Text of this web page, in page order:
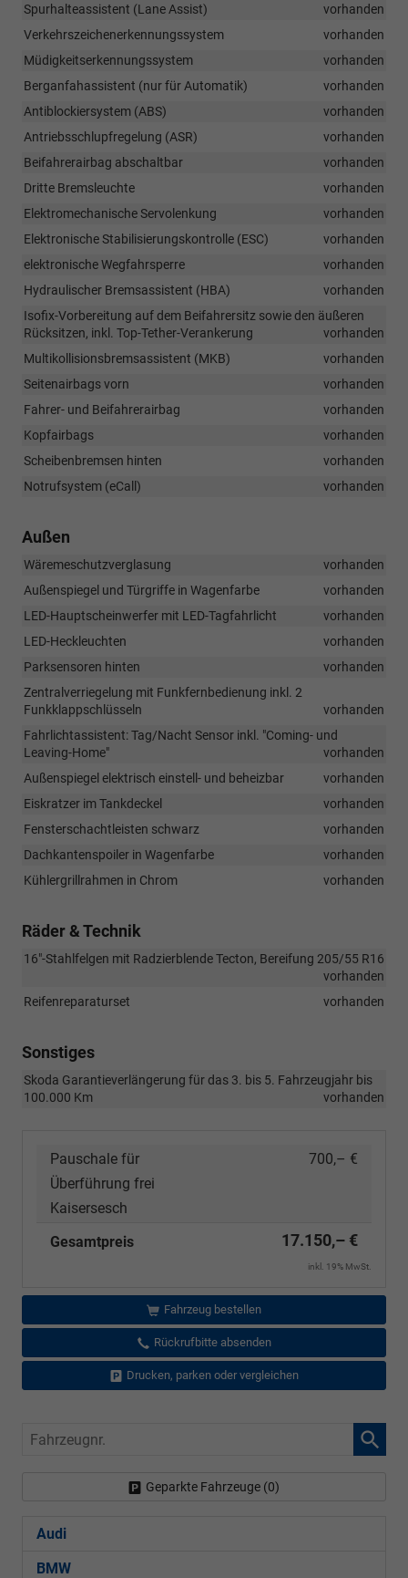
Spurhalteassistent (Lane Assist)
vorhanden
Verkehrszeichenerkennungssystem
vorhanden
Müdigkeitserkennungssystem
vorhanden
Berganfahassistent (nur für Automatik)
vorhanden
Antiblockiersystem (ABS)
vorhanden
Antriebsschlupfregelung (ASR)
vorhanden
Beifahrerairbag abschaltbar
vorhanden
Dritte Bremsleuchte
vorhanden
Elektromechanische Servolenkung
vorhanden
Elektronische Stabilisierungskontrolle (ESC)
vorhanden
elektronische Wegfahrsperre
vorhanden
Hydraulischer Bremsassistent (HBA)
vorhanden
Isofix-Vorbereitung auf dem Beifahrersitz sowie den äußeren
Rücksitzen, inkl. Top-Tether-Verankerung
vorhanden
Multikollisionsbremsassistent (MKB)
vorhanden
Seitenairbags vorn
vorhanden
Fahrer- und Beifahrerairbag
vorhanden
Kopfairbags
vorhanden
Scheibenbremsen hinten
vorhanden
Notrufsystem (eCall)
vorhanden
Außen
Wäremeschutzverglasung
vorhanden
Außenspiegel und Türgriffe in Wagenfarbe
vorhanden
LED-Hauptscheinwerfer mit LED-Tagfahrlicht
vorhanden
LED-Heckleuchten
vorhanden
Parksensoren hinten
vorhanden
Zentralverriegelung mit Funkfernbedienung inkl. 2
Funkklappschlüsseln
vorhanden
Fahrlichtassistent: Tag/Nacht Sensor inkl. "Coming- und
Leaving-Home"
vorhanden
Außenspiegel elektrisch einstell- und beheizbar
vorhanden
Eiskratzer im Tankdeckel
vorhanden
Fensterschachtleisten schwarz
vorhanden
Dachkantenspoiler in Wagenfarbe
vorhanden
Kühlergrillrahmen in Chrom
vorhanden
Räder & Technik
16"-Stahlfelgen mit Radzierblende Tecton, Bereifung 205/55 R16
vorhanden
Reifenreparaturset
vorhanden
Sonstiges
Skoda Garantieverlängerung für das 3. bis 5. Fahrzeugjahr bis
100.000 Km
vorhanden
Pauschale für
Überführung frei
Kaisersesch
700,– €
Gesamtpreis 17.150,– €
inkl. 19% MwSt.
Fahrzeug bestellen
Rückrufbitte absenden
Drucken, parken oder vergleichen
Fahrzeugnr.
Geparkte Fahrzeuge (0)
Audi
BMW